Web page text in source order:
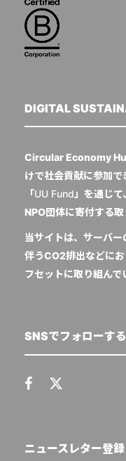
DIGITAL
Circular Economy
けで社会貢献に参加
「UU Fund 」を通じ
NPO団体に寄付する取
当サイトは、サーバ
伴うCO2排出などに
フセットに取り組んで
SNSでフォローする
ニュースレター登録